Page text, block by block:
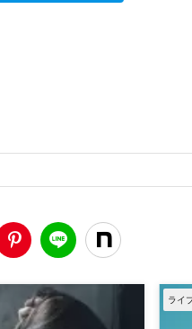
ライ